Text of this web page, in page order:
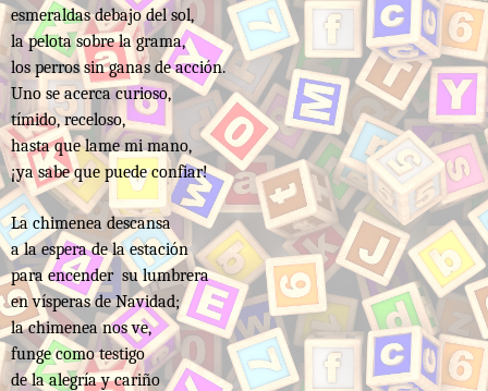
esmeraldas debajo del sol,
la pelota sobre la grama,
los perros sin ganas de acción.
Uno se acerca curioso,
tímido, receloso,
hasta que lame mi mano,
¡ya sabe que puede confiar!
La chimenea descansa
a la espera de la estación
para encender su lumbrera
en vísperas de Navidad;
la chimenea nos ve,
funge como testigo
de la alegría y cariño